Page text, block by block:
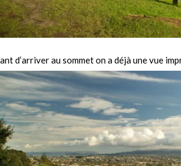
d’arriver au sommet on a déjà une vue